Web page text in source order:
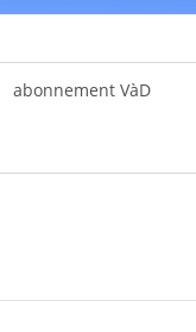
abonnement VàD